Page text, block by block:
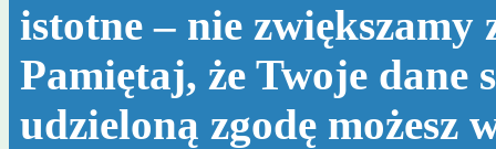
istotne – nie
Pamiętaj, że Twoje dane
udzieloną zgodę możesz